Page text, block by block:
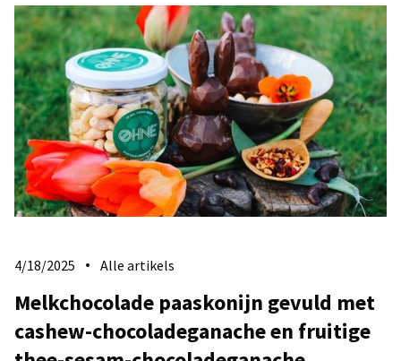
4/18/2025 Alle artikels
Melkchocolade paaskonijn gevuld met
cashew-chocoladeganache en fruitige